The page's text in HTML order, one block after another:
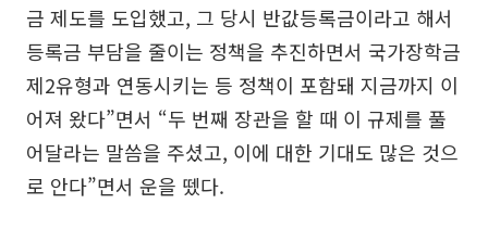
금 제도를 도입했고, 그 당시 반값등록금이라고 해서
등록금 부담을 줄이는 정책을 추진하면서 국가장학금
제2유형과 연동시키는 등 정책이 포함돼 지금까지 이
어져 왔다”면서 “두 번째 장관을 할 때 이 규제를 풀
어달라는 말씀을 주셨고, 이에 대한 기대도 많은 것으
로 안다”면서 운을 뗐다.